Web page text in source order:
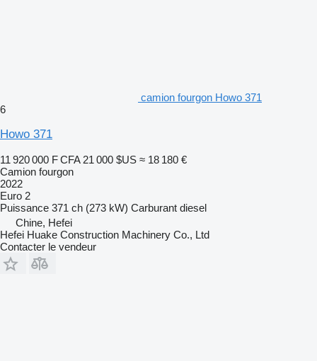
camion fourgon Howo 371
6
Howo 371
11 920 000 F CFA 21 000 $US ≈ 18 180 €
Camion fourgon
2022
Euro 2
Puissance 371 ch (273 kW) Carburant diesel
Chine, Hefei
Hefei Huake Construction Machinery Co., Ltd
Contacter le vendeur